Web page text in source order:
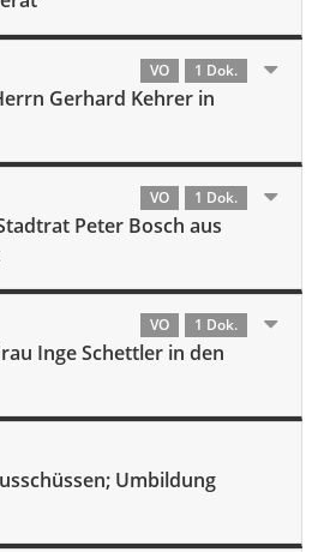
VO 1 Dok.
Gerhard Kehrer in
VO 1 Dok.
Peter Bosch aus
VO 1 Dok.
Inge Schettler in den
Umbildung